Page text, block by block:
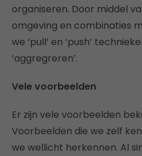
organiseren. Door middel
omgeving en combinaties
we ‘pull’ en ‘push’
‘aggregreren’.
Vele voorbeelden
Er zijn vele voorbeelden
Voorbeelden die we zelf
we wellicht herkennen. Al